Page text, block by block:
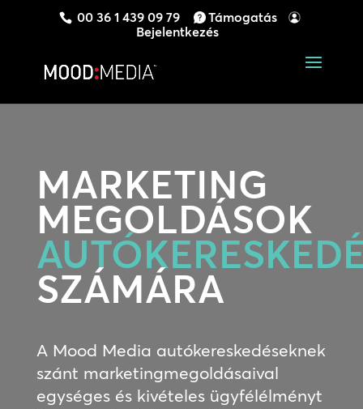
00 36 1 439 09 79
Támogatás
Bejelentkezés
MARKETING
MEGOLDÁSOK
SZÁMÁRA
A Mood Media autókereskedéseknek
szánt marketingmegoldásaival
egységes és kivételes ügyfélélményt